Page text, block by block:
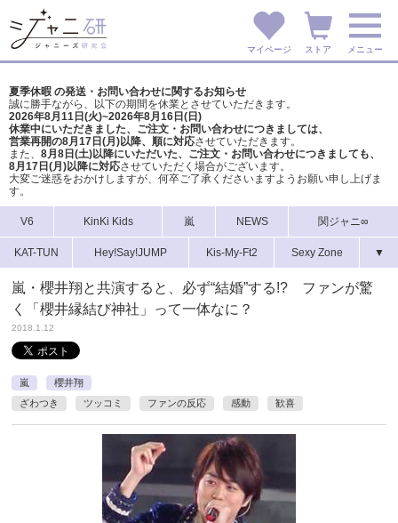
マイページ ストア メニュー
夏季休暇 の発送・お問い合わせに関するお知らせ
誠に勝手ながら、以下の期間を休業とさせていただきます。
2026年8月11日(火)~2026年8月16日(日)
休業中にいただきました、ご注文・お問い合わせにつきましては、
営業再開の8月17日(月)以降、順に対応させていただきます。
また、 8月8日(土)以降にいただいた、ご注文・ お問い合わせにつきましても、
8月17日(月)以降に対応させていただく場合がございます。
大変ご迷惑をおかけしますが、 何卒ご了承くださいますようお願い申し上げま
す。
V6 KinKi Kids 嵐 NEWS 関ジャニ∞
KAT-TUN Hey!Say!JUMP Kis-My-Ft2 Sexy Zone ▼
嵐・櫻井翔と共演すると、必ず“結婚”する!? ファンが驚
く「櫻井縁結び神社」って一体なに？
2018.1.12
嵐
櫻井翔
ざわつき
ツッコミ ファンの反応 感動 歓喜